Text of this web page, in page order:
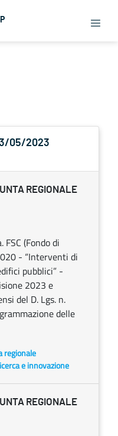
05/2023
REGIONALE
(Fondo di
- “Interventi di
pubblici” -
2023 e
del D. Lgs. n.
delle
regionale
e innovazione
REGIONALE